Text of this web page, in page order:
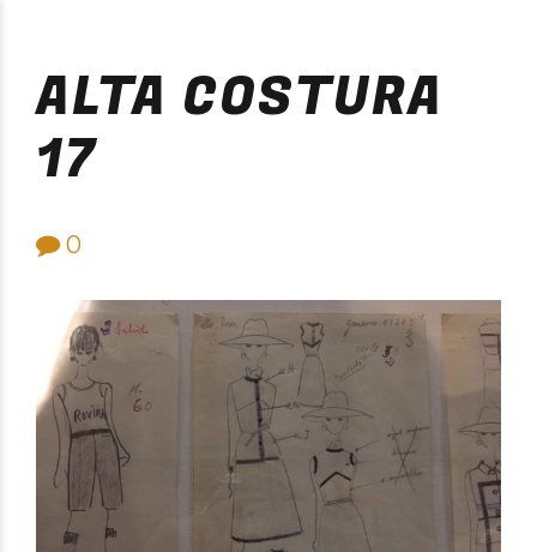
ALTA COSTURA
17
0